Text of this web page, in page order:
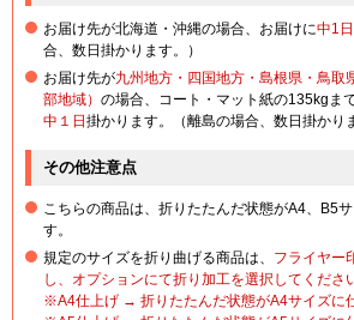
お届け先が北海道・沖縄の場合、お届けに中1日
合、数日掛かります。）
お届け先が九州地方・四国地方・島根県・鳥取
部地域） の場合、コート・マット紙の135kgま
中１日掛かります。（離島の場合、数日掛かり
その他注意点
こちらの商品は、折りたたんだ状態がA4、B5
す。
規定のサイズを折り曲げる商品は、 フライヤー
し、オプションにて折り加工を選択してくださ
※A4仕上げ → 折りたたんだ状態がA4サイズに